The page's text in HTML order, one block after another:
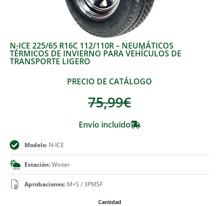
N-ICE 225/65 R16C 112/110R – NEUMÁTICOS
TÉRMICOS DE INVIERNO PARA VEHÍCULOS DE
TRANSPORTE LIGERO
PRECIO DE CATÁLOGO
75,99€
Envío incluido
Modelo: N-ICE
Estación:Winter
Aprobaciones: M+S / 3PMSF
Cantidad